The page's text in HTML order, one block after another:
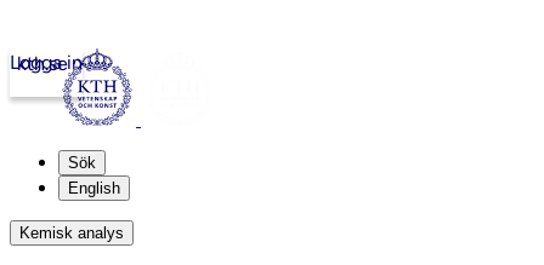
kth.se
Logga in
Sök
English
Kemisk analys